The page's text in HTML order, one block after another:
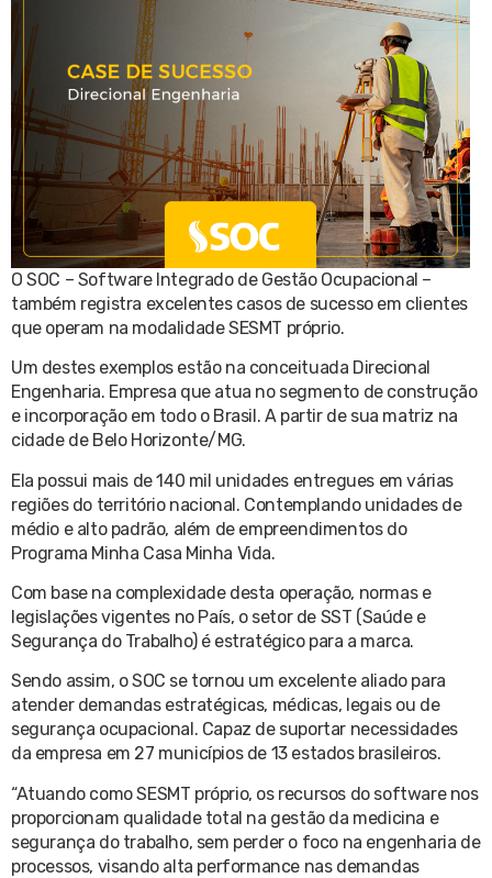
O SOC – Software Integrado de Gestão Ocupacional –
também registra excelentes casos de sucesso em clientes
que operam na modalidade SESMT próprio.
Um destes exemplos estão na conceituada Direcional
Engenharia. Empresa que atua no segmento de construção
e incorporação em todo o Brasil. A partir de sua matriz na
cidade de Belo Horizonte/MG.
Ela possui mais de 140 mil unidades entregues em várias
regiões do território nacional. Contemplando unidades de
médio e alto padrão, além de empreendimentos do
Programa Minha Casa Minha Vida.
Com base na complexidade desta operação, normas e
legislações vigentes no País, o setor de SST (Saúde e
Segurança do Trabalho) é estratégico para a marca.
Sendo assim, o SOC se tornou um excelente aliado para
atender demandas estratégicas, médicas, legais ou de
segurança ocupacional. Capaz de suportar necessidades
da empresa em 27 municípios de 13 estados brasileiros.
“Atuando como SESMT próprio, os recursos do software nos
proporcionam qualidade total na gestão da medicina e
segurança do trabalho, sem perder o foco na engenharia de
processos, visando alta performance nas demandas